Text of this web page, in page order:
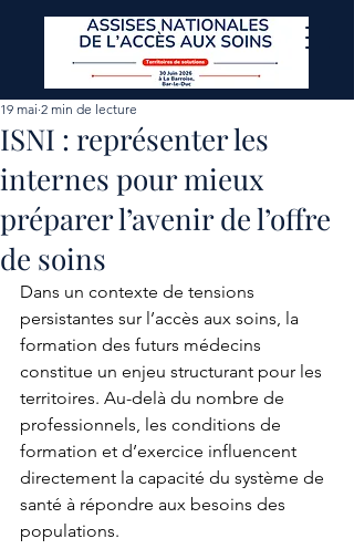
ISNI : représenter les
internes pour mieux
préparer l’avenir de l’offre
de soins
19 mai 2 min de lecture
Dans un contexte de tensions
persistantes sur l’accès aux soins, la
formation des futurs médecins
constitue un enjeu structurant pour les
territoires. Au-delà du nombre de
professionnels, les conditions de
formation et d’exercice influencent
directement la capacité du système de
santé à répondre aux besoins des
populations.